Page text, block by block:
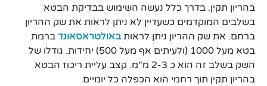
בהריון תקין. בדרך כלל נעשה השימוש בבדיקת הבטא
בשלבים המוקדמים כשעדיין לא ניתן לראות את שק ההריון
ברחם. את שק ההריון ניתן לראותבאולטראסאונד ברמת
בטא מעל 1000 (ולעיתים אף מעל 500) יחידות. גודלו של
השק בשלב זה הוא כ 2-3 מ"מ. קצב עליית ריכוז הבטא
בהריון תקין תוך רחמי הוא הכפלה כל יומיים.